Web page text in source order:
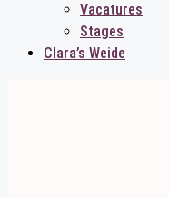
Vacatures
Stages
Clara’s Weide